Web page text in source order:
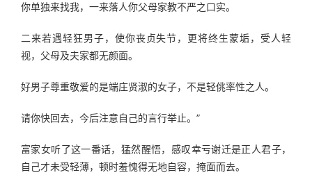
你单独来找我，一来落人你父母家教不严之口实。
二来若遇轻狂男子，使你丧贞失节，更将终生蒙垢，受人轻
视，父母及夫家都无颜面。
好男子尊重敬爱的是端庄贤淑的女子，不是轻佻率性之人。
请你快回去，今后注意自己的言行举止。”
富家女听了这一番话，猛然醒悟，感叹幸亏谢迁是正人君子，
自己才未受轻薄，顿时羞愧得无地自容，掩面而去。